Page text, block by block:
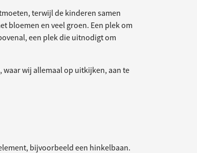
terwijl de kinderen samen
bloemen en veel groen. Een plek om
een plek die uitnodigt om
wij allemaal op uitkijken, aan te
bijvoorbeeld een hinkelbaan.